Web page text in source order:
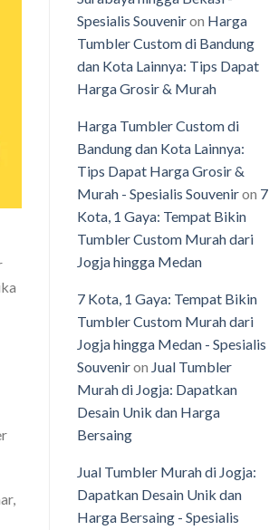
Spesialis Souveniron Harga
Tumbler Custom di Bandung
dan Kota Lainnya: Tips Dapat
Harga Grosir & Murah
Harga Tumbler Custom di
Bandung dan Kota Lainnya:
Tips Dapat Harga Grosir &
Murah - Spesialis Souveniron 7
Kota, 1 Gaya: Tempat Bikin
Tumbler Custom Murah dari
Jogja hingga Medan
7 Kota, 1 Gaya: Tempat Bikin
Tumbler Custom Murah dari
Jogja hingga Medan - Spesialis
Souveniron Jual Tumbler
Murah di Jogja: Dapatkan
Desain Unik dan Harga
Bersaing
Jual Tumbler Murah di Jogja:
Dapatkan Desain Unik dan
Harga Bersaing - Spesialis